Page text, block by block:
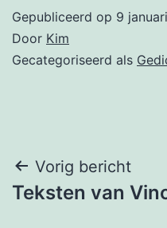
Gepubliceerd op 9
Door Kim
Gecategoriseerd als
Bericht
navigatie
Vorig bericht
Teksten van